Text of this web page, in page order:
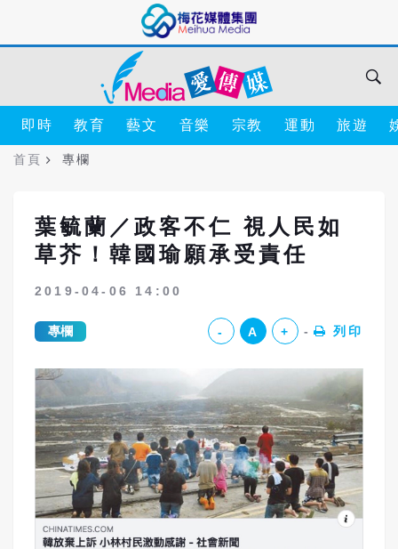
即時 教育 藝文 音樂 宗教 運動 旅遊
首頁 專欄
葉毓蘭／政客不仁 視人民如
草芥！韓國瑜願承受責任
2019-04-06 14:00
專欄 - A + 列印